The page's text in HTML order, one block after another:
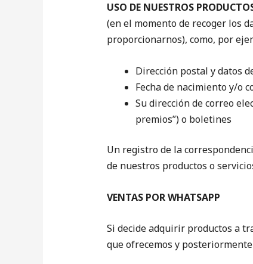
USO DE NUESTROS
(en el momento de recoger los
proporcionarnos), como, por
Dirección postal y datos
Fecha de nacimiento y/o
Su dirección de correo
premios”) o boletines
Un registro de la
de nuestros productos o
VENTAS POR WHATSAPP
Si decide adquirir productos a
que ofrecemos y